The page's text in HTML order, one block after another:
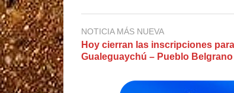
NOTICIA MÁS NUEVA
Hoy cierran las inscripciones
Gualeguaychú – Pueblo Belgrano